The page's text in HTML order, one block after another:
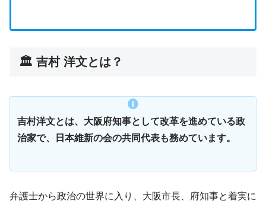
🏛 吉村 洋文とは？
吉村洋文とは、大阪府知事として改革を進めている政
治家で、日本維新の会の共同代表も務めています。
弁護士から政治の世界に入り、大阪市長、府知事と着実に